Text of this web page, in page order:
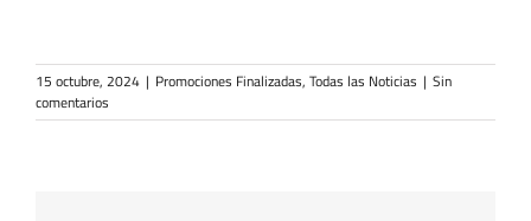
15 octubre, 2024 | Promociones Finalizadas, Todas las Noticias | Sin
comentarios